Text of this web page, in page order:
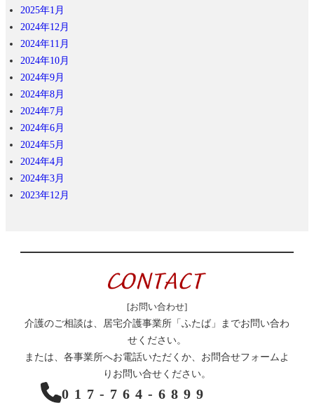
2025年1月
2024年12月
2024年11月
2024年10月
2024年9月
2024年8月
2024年7月
2024年6月
2024年5月
2024年4月
2024年3月
2023年12月
[お問い合わせ]
介護のご相談は、居宅介護事業所「ふたば」までお問い合わ
せください。
または、各事業所へお電話いただくか、お問合せフォームよ
りお問い合せください。
017-764-6899